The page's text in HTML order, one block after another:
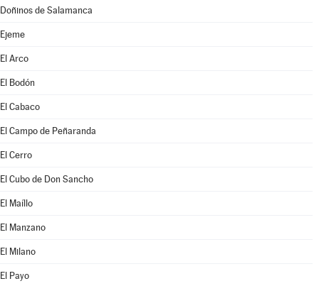
Doñinos de Salamanca
Ejeme
El Arco
El Bodón
El Cabaco
El Campo de Peñaranda
El Cerro
El Cubo de Don Sancho
El Maíllo
El Manzano
El Milano
El Payo